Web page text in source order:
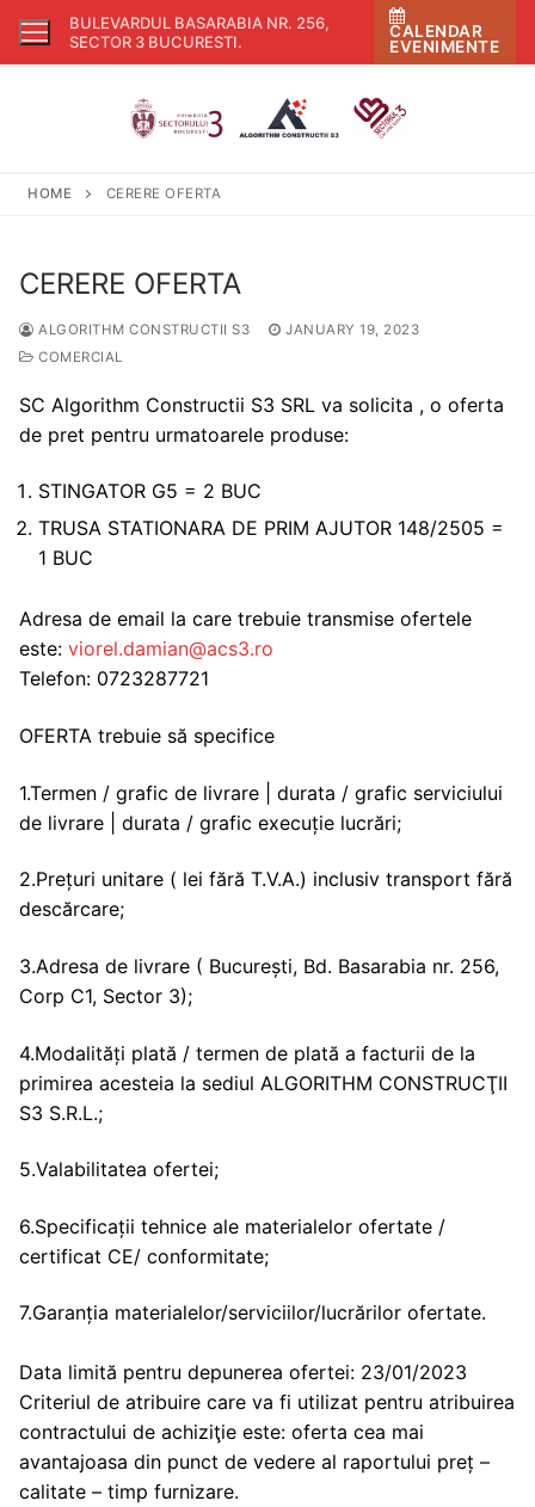
Skip
BULEVARDUL BASARABIA NR. 256,
SECTOR 3 BUCURESTI.
CALENDAR
EVENIMENTE
HOME CERERE OFERTA
CERERE OFERTA
ALGORITHM CONSTRUCTII S3
JANUARY 19, 2023
COMERCIAL
SC Algorithm Constructii S3 SRL va solicita , o oferta
de pret pentru urmatoarele produse:
STINGATOR G5 = 2 BUC
TRUSA STATIONARA DE PRIM AJUTOR 148/2505 =
1 BUC
Adresa de email la care trebuie transmise ofertele
este: viorel.damian@acs3.ro
Telefon: 0723287721
OFERTA trebuie să specifice
1.Termen / grafic de livrare | durata / grafic serviciului
de livrare | durata / grafic execuție lucrări;
2.Prețuri unitare ( lei fără T.V.A.) inclusiv transport fără
descărcare;
3.Adresa de livrare ( București, Bd. Basarabia nr. 256,
Corp C1, Sector 3);
4.Modalități plată / termen de plată a facturii de la
primirea acesteia la sediul ALGORITHM CONSTRUCŢII
S3 S.R.L.;
5.Valabilitatea ofertei;
6.Specificații tehnice ale materialelor ofertate /
certificat CE/ conformitate;
7.Garanția materialelor/serviciilor/lucrărilor ofertate.
Data limită pentru depunerea ofertei: 23/01/2023
Criteriul de atribuire care va fi utilizat pentru atribuirea
contractului de achiziţie este: oferta cea mai
avantajoasa din punct de vedere al raportului preț –
calitate – timp furnizare.